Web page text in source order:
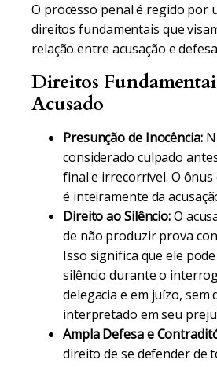
O processo penal é regido por
direitos fundamentais que
relação entre acusação e
Direitos
Acusado
Presunção de Inocência:
considerado culpado
final e irrecorrível. O ônus
é inteiramente da
Direito ao Silêncio:O
de não produzir prova
Isso significa que ele
silêncio durante o
delegacia e em juízo, sem
interpretado em seu
Ampla Defesa e
direito de se defender de